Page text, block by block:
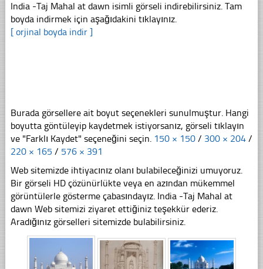
India -Taj Mahal at dawn isimli görseli indirebilirsiniz. Tam
boyda indirmek için aşağıdakini tıklayınız.
[ orjinal boyda indir ]
Burada görsellere ait boyut seçenekleri sunulmuştur. Hangi
boyutta göntüleyip kaydetmek istiyorsanız, görseli tıklayın
ve "Farklı Kaydet" seçeneğini seçin. 150 × 150 / 300 × 204 /
220 × 165 / 576 × 391
Web sitemizde ihtiyacınız olanı bulabileceğinizi umuyoruz.
Bir görseli HD çözünürlükte veya en azından mükemmel
görüntülerle gösterme çabasındayız. India -Taj Mahal at
dawn Web sitemizi ziyaret ettiğiniz teşekkür ederiz.
Aradığınız görselleri sitemizde bulabilirsiniz.